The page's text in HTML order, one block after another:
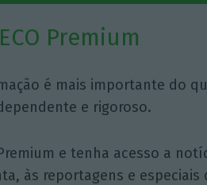
Premium
é mais importante do
e rigoroso.
e tenha acesso a
às reportagens e especiais